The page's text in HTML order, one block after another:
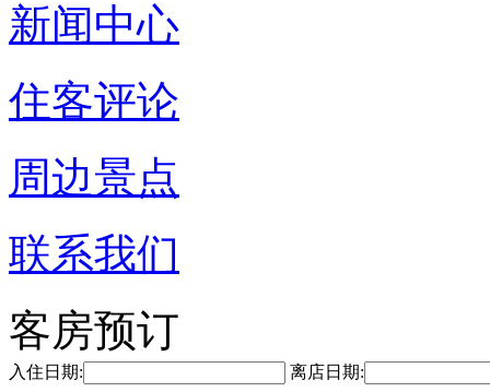
新闻中心
住客评论
周边景点
联系我们
客房预订
入住日期: 离店日期: